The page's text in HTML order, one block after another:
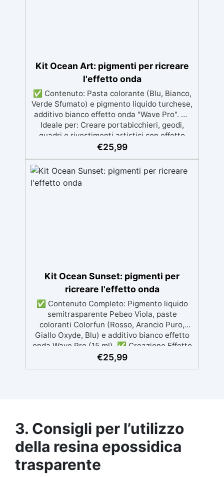
Kit Ocean Art: pigmenti per ricreare
l'effetto onda
✅ Contenuto: Pasta colorante (Blu, Bianco,
Verde Sfumato) e pigmento liquido turchese,
additivo bianco effetto onda "Wave Pro". ✅
Ideale per: Creare portabicchieri, geodi,
quadri e rivestimenti artistici con effetto
onda naturale. ✅ Tecnica di Colata: Colare
l'additivo bianco per creare l'effetto onda. ✅
Ritocchi finali: Utilizza resina mescolata al
pigmento bianco per rifinire e ottenere la
€25,99
Kit Ocean Sunset: pigmenti per
ricreare l'effetto onda
✅ Contenuto Completo: Pigmento liquido
semitrasparente Pebeo Viola, paste
coloranti Colorfun (Rosso, Arancio Puro,
Giallo Oxyde, Blu) e additivo bianco effetto
onda Wave Pro (15 ml). ✅ Creazione Effetto
Onda: Usa l'additivo bianco per simulare
portabicchieri, geodi e opere in resina
"Ocean Art" con effetto tramonto marino. ✅
Consigli Utili: Utilizza resina Art Pro o Art
Pro Deluxe per risultati ottimali grazie alla
loro alta viscosità.
€25,99
3. Consigli per l’utilizzo
della resina epossidica
trasparente